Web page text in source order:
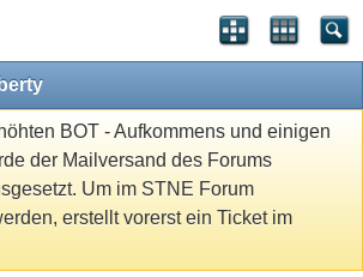
BOT - Aufkommens und einigen
der Mailversand des Forums
Um im STNE Forum
erstellt vorerst ein Ticket im